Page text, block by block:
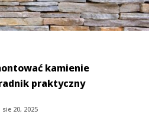
kamienie
praktyczny
sie 20, 2025